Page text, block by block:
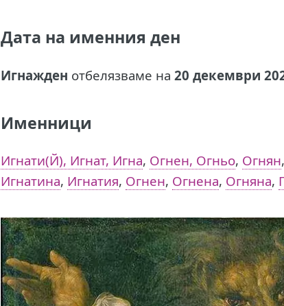
Дата на именния ден
Игнажден отбелязваме на 20 декември
Именници
Игнати(Й), Игнат, Игна, Огнен, Огньо, Огнян,
Игнатина, Игнатия, Огнен, Огнена, Огняна,